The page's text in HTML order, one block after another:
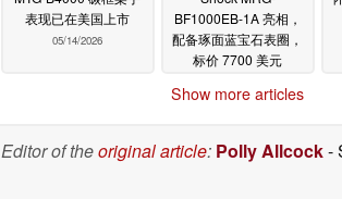
表现已在美国上市
05/14/2026
BF1000EB-1A 亮相，
配备琢面蓝宝石表圈，
标价 7700 美元
Show more articles
Editor of theoriginal article: Polly Allcock-